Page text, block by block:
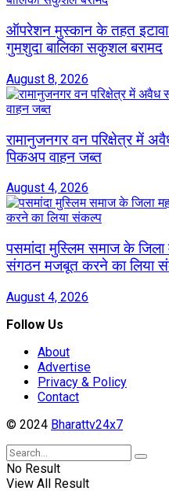
ऑपरेशन मुस्कान के तहत इटावा
गुमशुदा बालिका सकुशल बरामद
August 8, 2026
रामानुजनगर वन परिक्षेत्र में
पिकअप वाहन जब्त
August 4, 2026
पसमांदा मुस्लिम समाज के जिला
संगठन मजबूत करने का लिया
August 4, 2026
Follow Us
About
Advertise
Privacy & Policy
Contact
© 2024 Bharattv24x7
No Result
View All Result